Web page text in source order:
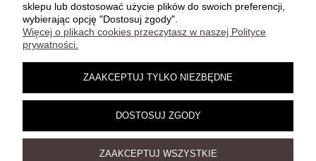
PŁATNOŚCI I DOSTAWA
INFORMACJE
O NAS
sklepu lub dostosować użycie plików do swoich preferencji,
wybierając opcję "Dostosuj zgody".
Więcej o plikach cookies przeczytasz w naszej Polityce
prywatności.
ZAAKCEPTUJ TYLKO NIEZBĘDNE
DOSTOSUJ ZGODY
ZAAKCEPTUJ WSZYSTKIE